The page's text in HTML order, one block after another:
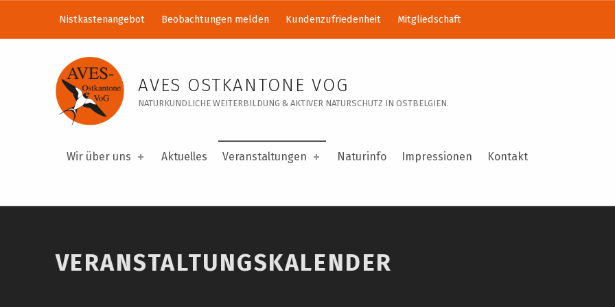
Veranstaltungskalender – AVES Ostkantone VoG
AVES OSTKANTONE VOG
NATURKUNDLICHE WEITERBILDUNG & AKTIVER NATURSCHUTZ IN OSTBELGIEN.
Wir über uns Aktuelles Veranstaltungen Naturinfo Impressionen Kontakt
Nistkastenangebot Beobachtungen melden Kundenzufriedenheit Mitgliedschaft
VERANSTALTUNGSKALENDER